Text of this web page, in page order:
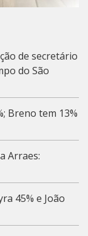
de secretário
do São
Breno tem 13%
Arraes:
45% e João